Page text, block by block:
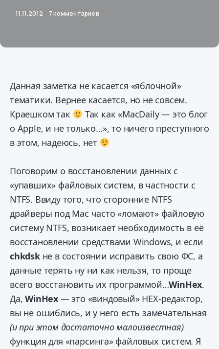
11.11.2012 7 комментариев
Данная заметка не касается «яблочной»
тематики. Вернее касается, но не совсем.
Краешком так
Так как «MacDaily — это блог
о Apple, и не только…», то ничего преступного
в этом, надеюсь, нет
Поговорим о восстановлении данных с
«упавших» файловых систем, в частности с
NTFS. Ввиду того, что сторонние NTFS
драйверы под Mac часто «ломают» файловую
систему NTFS, возникает необходимость в её
восстановлении средствами Windows, и если
chkdskне в состоянии исправить свою ФС, а
данные терять ну ни как нельзя, то проще
всего восстановить их программой…WinHex.
Да,WinHex — это «виндовый» HEX-редактор,
вы не ошиблись, и у него есть замечательная
(и при этом достаточно малоизвестная)
функция для «парсинга» файловых систем. Я